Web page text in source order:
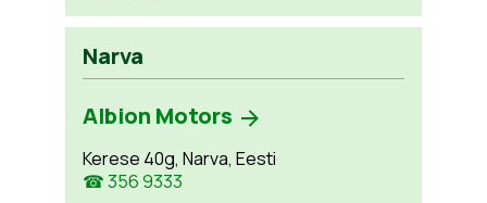
Narva
Albion Motors
Kerese 40g, Narva, Eesti
☎ 356 9333